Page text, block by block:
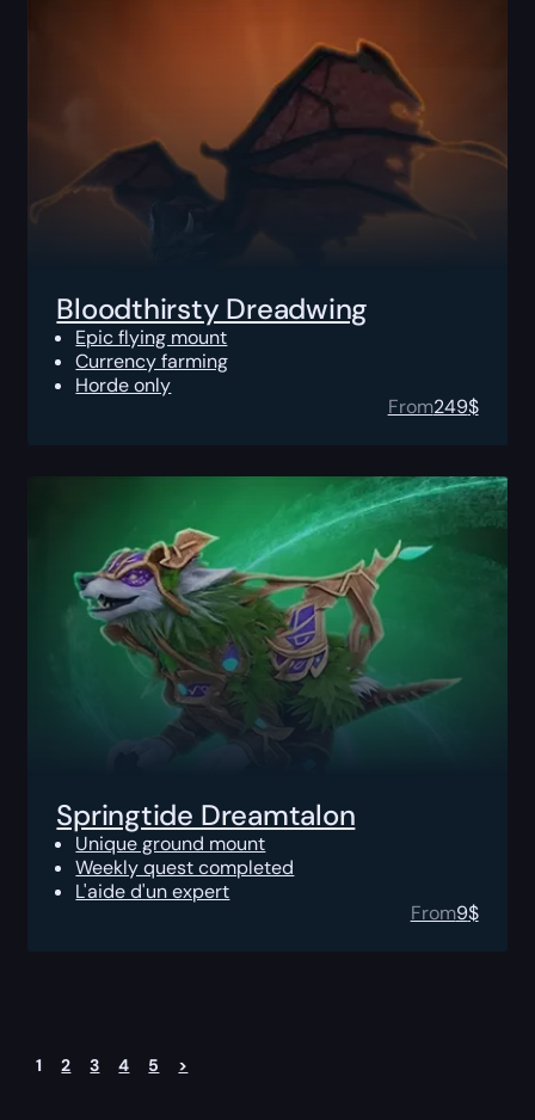
Bloodthirsty Dreadwing
Epic flying mount
Currency farming
Horde only
From249$
Springtide Dreamtalon
Unique ground mount
Weekly quest completed
L'aide d'un expert
From9$
1 2 3 4 5 >